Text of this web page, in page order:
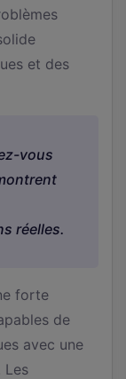
et des
vous
réelles.
forte
de
avec une
Les